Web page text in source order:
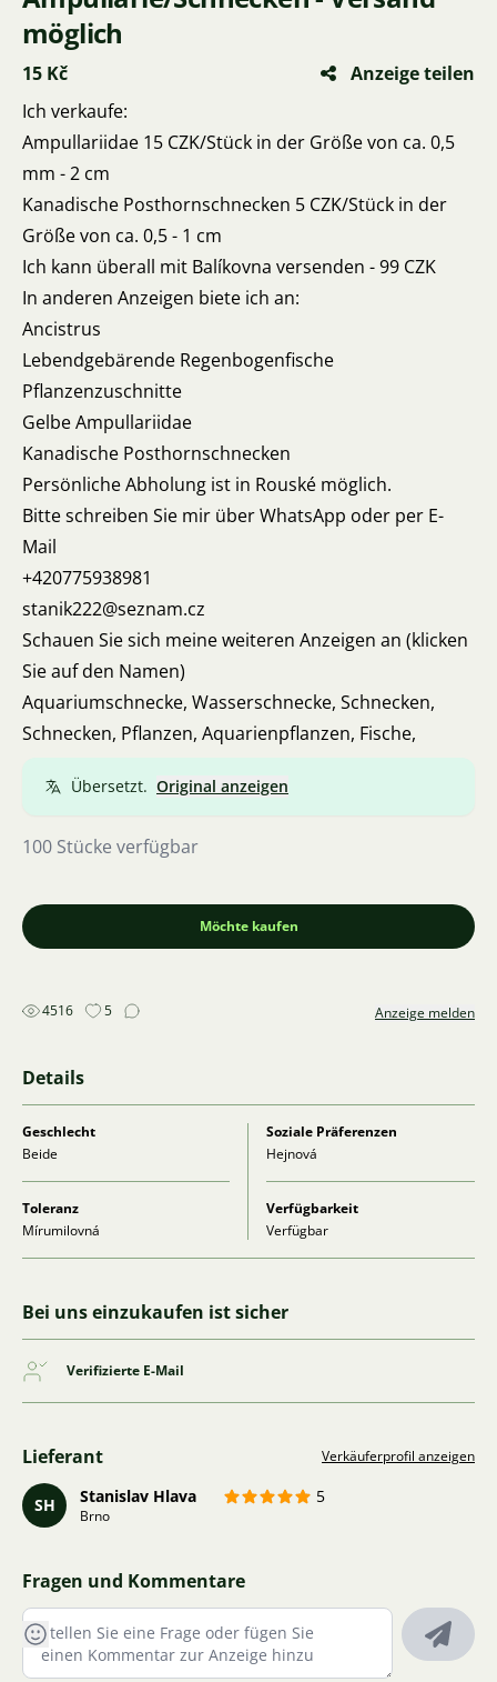
möglich
15 Kč
Anzeige teilen
Ich verkaufe:
Ampullariidae 15 CZK/Stück in der Größe von ca. 0,5
mm - 2 cm
Kanadische Posthornschnecken 5 CZK/Stück in der
Größe von ca. 0,5 - 1 cm
Ich kann überall mit Balíkovna versenden - 99 CZK
In anderen Anzeigen biete ich an:
Ancistrus
Lebendgebärende Regenbogenfische
Pflanzenzuschnitte
Gelbe Ampullariidae
Kanadische Posthornschnecken
Persönliche Abholung ist in Rouské möglich.
Bitte schreiben Sie mir über WhatsApp oder per E-
Mail
+420775938981
stanik222@seznam.cz
Schauen Sie sich meine weiteren Anzeigen an (klicken
Sie auf den Namen)
Aquariumschnecke, Wasserschnecke, Schnecken,
Schnecken, Pflanzen, Aquarienpflanzen, Fische,
Übersetzt. Original anzeigen
100 Stücke verfügbar
Möchte kaufen
4516 5 Anzeige melden
Details
Geschlecht
Beide
Soziale Präferenzen
Hejnová
Toleranz
Mírumilovná
Verfügbarkeit
Verfügbar
Bei uns einzukaufen ist sicher
Verifizierte E-Mail
Lieferant Verkäuferprofil anzeigen
SH Stanislav Hlava 5
Brno
Fragen und Kommentare